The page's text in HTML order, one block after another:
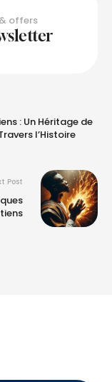
offers
: Un Héritage de
l’Histoire
Post